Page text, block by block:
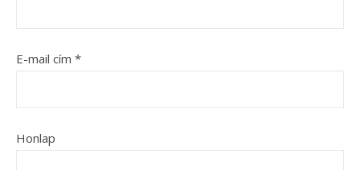
E-mail cím *
Honlap